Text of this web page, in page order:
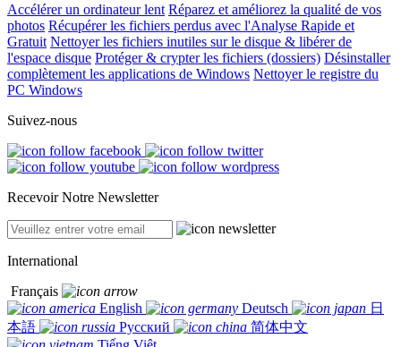
Accélérer un ordinateur lent Réparez et améliorez la qualité de vos
photos Récupérer les fichiers perdus avec l'Analyse Rapide et
Gratuit Nettoyer les fichiers inutiles sur le disque & libérer de
l'espace disque Protéger & crypter les fichiers (dossiers) Désinstaller
complètement les applications de Windows Nettoyer le registre du
PC Windows
Suivez-nous
Recevoir Notre Newsletter
International
Français
English
Deutsch
日
本語
Русский
简体中文